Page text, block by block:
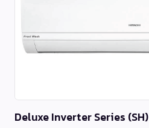
Deluxe Inverter Series (SH)